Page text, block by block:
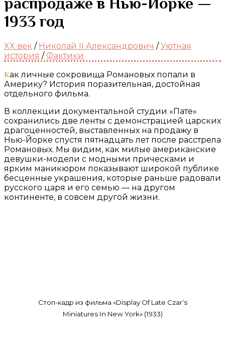
1933 год
XX век / Николай II Александрович /Уютная
история / Фактики
Как личные сокровища Романовых попали в
Америку? История поразительная, достойная
отдельного фильма.
В коллекции документальной студии «Пате»
сохранились две ленты с демонстрацией царских
драгоценностей, выставленных на продажу в
Нью-Йорке спустя пятнадцать лет после расстрела
Романовых. Мы видим, как милые американские
девушки-модели с модными прическами и
ярким маникюром показывают широкой публике
бесценные украшения, которые раньше радовали
русского царя и его семью — на другом
континенте, в совсем другой жизни.
Стоп-кадр из фильма «Display Of Late Czar’s
Miniatures In New York» (1933)